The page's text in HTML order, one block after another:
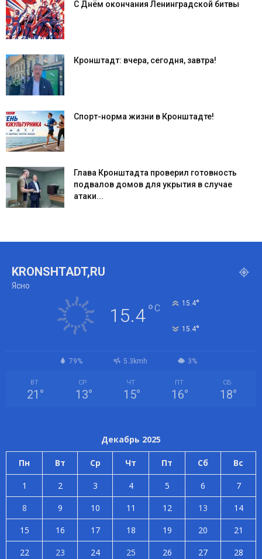
С Днём окончания Ленинградской битвы
Кронштадт: вчера, сегодня, завтра!
Спорт-норма жизни в Кронштадте!
Глава Кронштадта проверил готовность
подвалов домов для укрытия в случае
атаки...
KRONSHTADT,RU
Ясно
15.4°C 15.4°
15.4°
79% 5.3kmh 3%
ВТ
21 °
СР
13°
ЧТ
15°
ПТ
16°
СБ
18°
Декабрь 2025
Пн Вт Ср Чт Пт Сб Вс
1 2 3 4 5 6
7
8
9 10 11 12 13
14
15
16 17 18 19 20
21
22
23 24 25 26 27 28